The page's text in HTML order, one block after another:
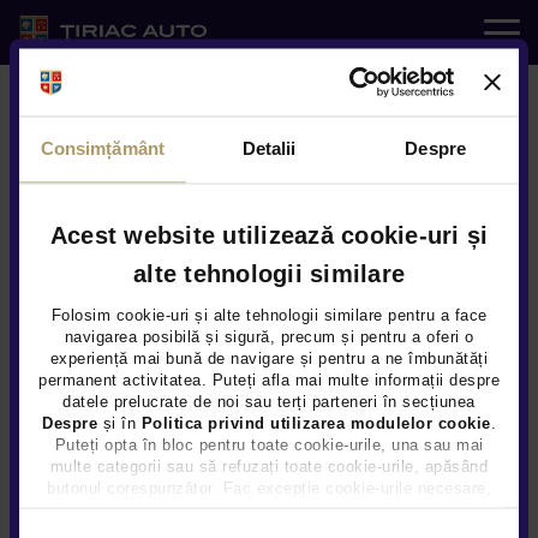
Consimțământ Detalii Despre
Acest website utilizează cookie-uri și
alte tehnologii similare
Folosim cookie-uri și alte tehnologii similare pentru a face
navigarea posibilă și sigură, precum și pentru a oferi o
experiență mai bună de navigare și pentru a ne îmbunătăți
permanent activitatea. Puteți afla mai multe informații despre
datele prelucrate de noi sau terți parteneri în secțiunea
Despre și în Politica privind utilizarea modulelor cookie.
Puteți opta în bloc pentru toate cookie-urile, una sau mai
multe categorii sau să refuzați toate cookie-urile, apăsând
butonul corespunzător. Fac excepție cookie-urile necesare,
Auto rulate
Service
Servicii
Noutati
Modele